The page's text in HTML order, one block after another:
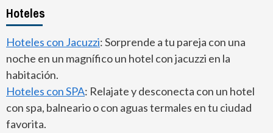
Hoteles
Hoteles con Jacuzzi: Sorprende a tu pareja con una
noche en un magnífico un hotel con jacuzzi en la
habitación.
Hoteles con SPA: Relajate y desconecta con un hotel
con spa, balneario o con aguas termales en tu ciudad
favorita.